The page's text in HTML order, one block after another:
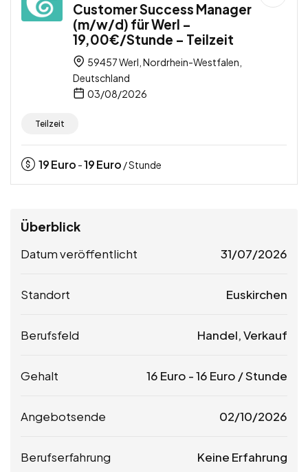
Customer Success Manager
(m/w/d) für Werl –
19,00€/Stunde – Teilzeit
59457 Werl, Nordrhein-Westfalen,
Deutschland
03/08/2026
Teilzeit
19Euro -19Euro / Stunde
Überblick
Datum veröffentlicht 31/07/2026
Standort Euskirchen
Berufsfeld Handel, Verkauf
Gehalt 16 Euro -16 Euro / Stunde
Angebotsende 02/10/2026
Berufserfahrung Keine Erfahrung